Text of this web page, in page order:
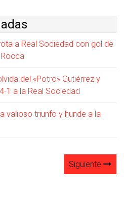
a Real Sociedad con gol de
del «Potro» Gutiérrez y
1 a la Real Sociedad
valioso triunfo y hunde a la
Siguiente